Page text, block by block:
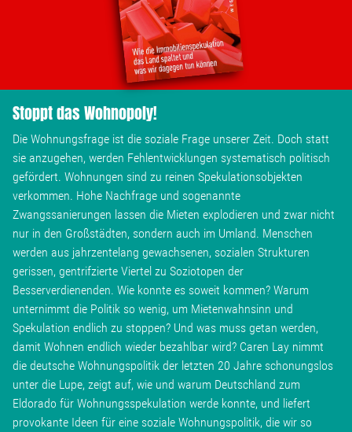
Stoppt das Wohnopoly!
Die Wohnungsfrage ist die soziale Frage unserer Zeit. Doch statt
sie anzugehen, werden Fehlentwicklungen systematisch politisch
gefördert. Wohnungen sind zu reinen Spekulationsobjekten
verkommen. Hohe Nachfrage und sogenannte
Zwangssanierungen lassen die Mieten explodieren und zwar nicht
nur in den Großstädten, sondern auch im Umland. Menschen
werden aus jahrzentelang gewachsenen, sozialen Strukturen
gerissen, gentrifzierte Viertel zu Soziotopen der
Besserverdienenden. Wie konnte es soweit kommen? Warum
unternimmt die Politik so wenig, um Mietenwahnsinn und
Spekulation endlich zu stoppen? Und was muss getan werden,
damit Wohnen endlich wieder bezahlbar wird? Caren Lay nimmt
die deutsche Wohnungspolitik der letzten 20 Jahre schonungslos
unter die Lupe, zeigt auf, wie und warum Deutschland zum
Eldorado für Wohnungsspekulation werde konnte, und liefert
provokante Ideen für eine soziale Wohnungspolitik, die wir so